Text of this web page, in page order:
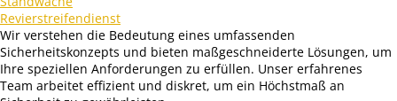
Revierstreifendienst
Wir verstehen die Bedeutung eines umfassenden
Sicherheitskonzepts und bieten maßgeschneiderte Lösungen, um
Ihre speziellen Anforderungen zu erfüllen. Unser erfahrenes
Team arbeitet effizient und diskret, um ein Höchstmaß an